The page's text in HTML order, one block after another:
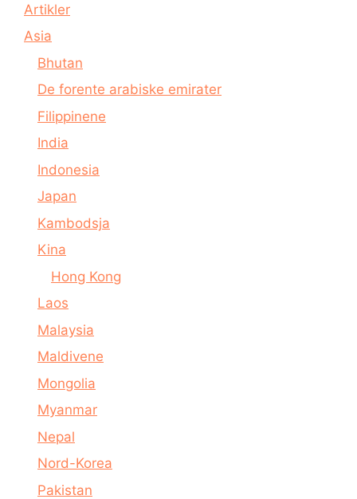
Artikler
Asia
Bhutan
De forente arabiske emirater
Filippinene
India
Indonesia
Japan
Kambodsja
Kina
Hong Kong
Laos
Malaysia
Maldivene
Mongolia
Myanmar
Nepal
Nord-Korea
Pakistan